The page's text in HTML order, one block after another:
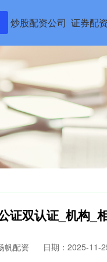
炒股配资公司 证券配
证双认证_机构_
帆配资 日期：2025-11-